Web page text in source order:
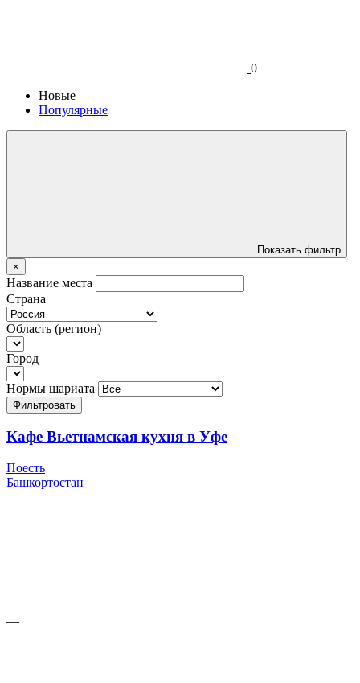
0
Новые
Популярные
Показать фильтр
×
Название места
Страна
Область (регион)
Город
Нормы шариата
Фильтровать
Кафе Вьетнамская кухня в Уфе
Поесть
Башкортостан
—